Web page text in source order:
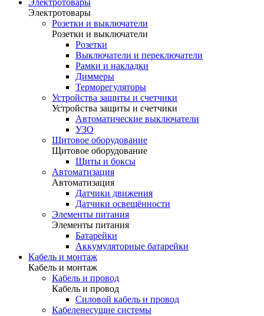
Электротовары
Розетки и выключатели
Розетки и выключатели
Розетки
Выключатели и переключатели
Рамки и накладки
Диммеры
Терморегуляторы
Устройства защиты и счетчики
Устройства защиты и счетчики
Автоматические выключатели
УЗО
Щитовое оборудование
Щитовое оборудование
Щиты и боксы
Автоматизация
Автоматизация
Датчики движения
Датчики освещённости
Элементы питания
Элементы питания
Батарейки
Аккумуляторные батарейки
Кабель и монтаж
Кабель и монтаж
Кабель и провод
Кабель и провод
Силовой кабель и провод
Кабеленесущие системы